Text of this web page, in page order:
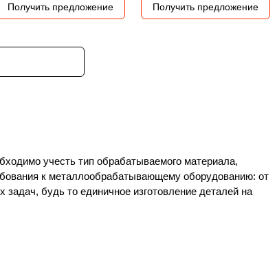
Получить предложение Получить предложение
учесть тип обрабатываемого материала,
к металлообрабатывающему оборудованию: от
будь то единичное изготовление деталей на